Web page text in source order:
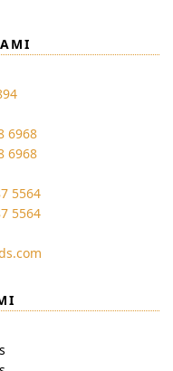
6968
6968
5564
5564